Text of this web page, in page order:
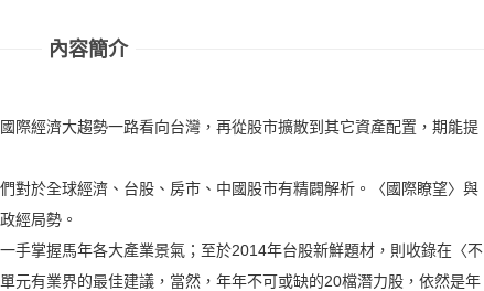
內容簡介
際經濟大趨勢一路看向台灣，再從股市擴散到其它資產配置，期能提
對於全球經濟、台股、房市、中國股市有精闢解析。〈國際瞭望〉與
經局勢。
手掌握馬年各大產業景氣；至於2014年台股新鮮題材，則收錄在〈不
元有業界的最佳建議，當然，年年不可或缺的20檔潛力股，依然是年